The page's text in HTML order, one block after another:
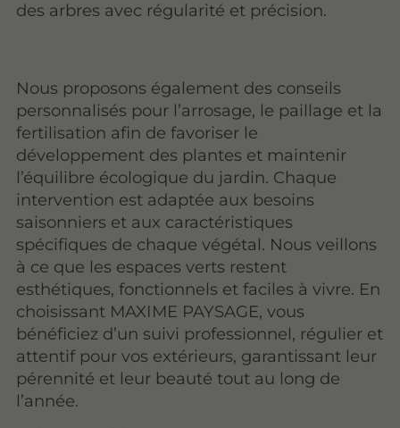
des arbres avec régularité et précision.
Nous proposons également des conseils
personnalisés pour l’arrosage, le paillage et la
fertilisation afin de favoriser le
développement des plantes et maintenir
l’équilibre écologique du jardin. Chaque
intervention est adaptée aux besoins
saisonniers et aux caractéristiques
spécifiques de chaque végétal. Nous veillons
à ce que les espaces verts restent
esthétiques, fonctionnels et faciles à vivre. En
choisissant MAXIME PAYSAGE, vous
bénéficiez d’un suivi professionnel, régulier et
attentif pour vos extérieurs, garantissant leur
pérennité et leur beauté tout au long de
l’année.